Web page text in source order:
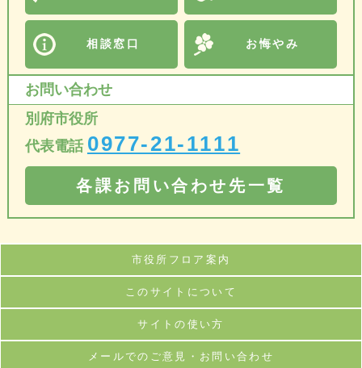
相談窓口 お悔やみ
お問い合わせ
別府市役所
代表電話 0977-21-1111
各課お問い合わせ先一覧
市役所フロア案内
このサイトについて
サイトの使い方
メールでのご意見・お問い合わせ